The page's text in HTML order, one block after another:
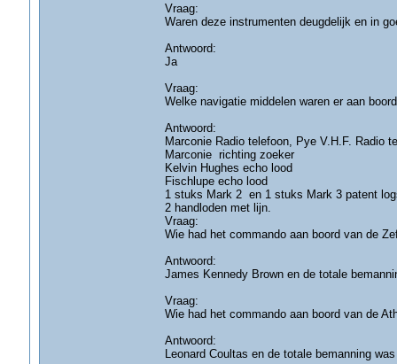
Vraag:
Waren deze instrumenten deugdelijk en in
Antwoord:
Ja
Vraag:
Welke navigatie middelen waren er aan
Antwoord:
Marconie Radio telefoon, Pye V.H.F. Radio
Marconie richting zoeker
Kelvin Hughes echo lood
Fischlupe echo lood
1 stuks Mark 2 en 1 stuks Mark 3 patent
2 handloden met lijn.
Vraag:
Wie had het commando aan boord van de
Antwoord:
James Kennedy Brown en de totale
Vraag:
Wie had het commando aan boord van de
Antwoord:
Leonard Coultas en de totale bemanning